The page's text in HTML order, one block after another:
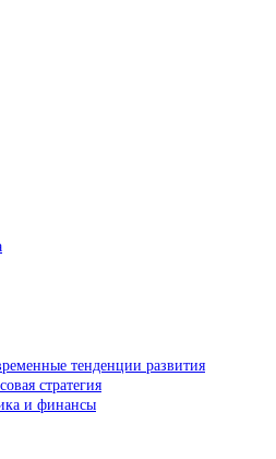
тенденции развития
стратегия
и финансы